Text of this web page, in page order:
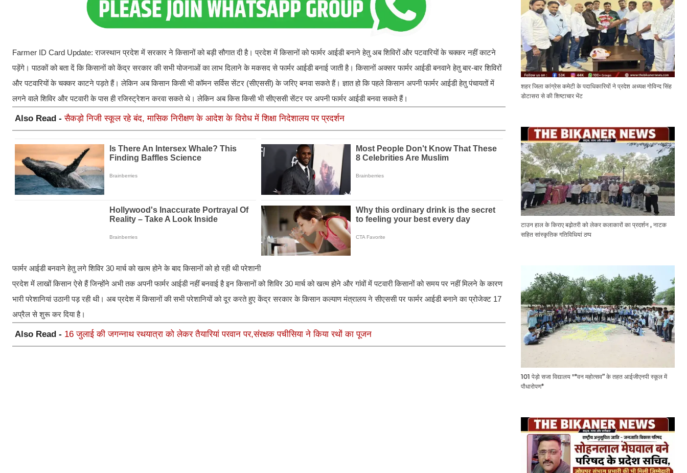
Farmer ID Card Update: राजस्थान प्रदेश में सरकार ने किसानों को बड़ी सौगात दी है। प्रदेश में किसानों को फार्मर आईडी बनाने हेतु अब शिविरों और पटवारियों के चक्कर नहीं काटने
पड़ेंगे। पाठकों को बता दें कि किसानों को केंद्र सरकार की सभी योजनाओं का लाभ दिलाने के मकसद से फार्मर आईडी बनाई जाती है। किसानों अक्सर फार्मर आईडी बनवाने हेतु बार-बार शिविरों
और पटवारियों के चक्कर काटने पड़ते हैं। लेकिन अब किसान किसी भी कॉमन सर्विस सेंटर (सीएससी) के जरिए बनवा सकते हैं। ज्ञात हो कि पहले किसान अपनी फार्मर आईडी हेतु पंचायतों में
लगने वाले शिविर और पटवारी के पास ही रजिस्ट्रेशन करवा सकते थे। लेकिन अब किस किसी भी सीएससी सेंटर पर अपनी फार्मर आईडी बनवा सकते हैं।
Also Read -सैकड़ो निजी स्कूल रहे बंद, मासिक निरीक्षण के आदेश के विरोध में शिक्षा निदेशालय पर प्रदर्शन
फार्मर आईडी बनवाने हेतु लगे शिविर 30 मार्च को खत्म होने के बाद किसानों को हो रही थी परेशानी
प्रदेश में लाखों किसान ऐसे हैं जिन्होंने अभी तक अपनी फार्मर आईडी नहीं बनवाई है इन किसानों को शिविर 30 मार्च को खत्म होने और गांवों में पटवारी किसानों को समय पर नहीं मिलने के कारण
भारी परेशानियां उठानी पड़ रही थी। अब प्रदेश में किसानों की सभी परेशानियों को दूर करते हुए केंद्र सरकार के किसान कल्याण मंत्रालय ने सीएससी पर फार्मर आईडी बनाने का प्रोजेक्ट 17
अप्रैल से शुरू कर दिया है।
Also Read - 16 जुलाई की जगन्नाथ रथयात्रा को लेकर तैयारियां परवान पर,संरक्षक पचीसिया ने किया रथों का पूजन
शहर जिला कांग्रेस कमेटी के पदाधिकारियों ने प्रदेश अध्यक्ष गोविन्द सिंह
डोटासरा से की शिष्टाचार भेंट
टाउन हाल के किराए बढ़ोतरी को लेकर कलाकारों का प्रदर्शन , नाटक
सहित सांस्कृतिक गतिविधियां ठप्प
101 पेड़ो सजा विद्यालय "*वन महोत्सव” के तहत आईजीएनपी स्कूल में
पौधारोपण*